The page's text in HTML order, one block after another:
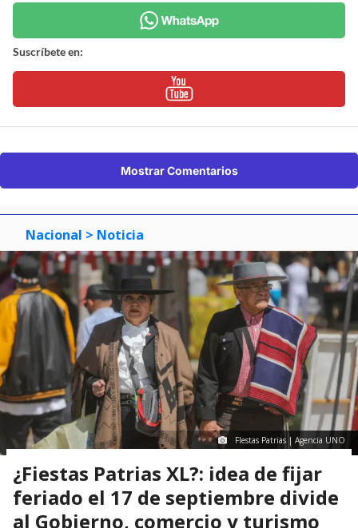
Suscríbete en:
Mostrar Comentarios
Nacional > Noticia
FIestas Patrias | Agencia UNO
¿Fiestas Patrias XL?: idea de fijar
feriado el 17 de septiembre divide
al Gobierno, comercio y turismo